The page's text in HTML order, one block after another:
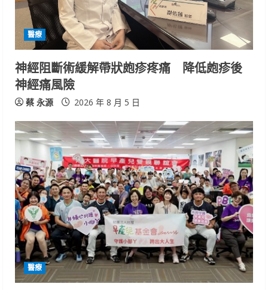
d
i
n
g
醫療
神經阻斷術緩解帶狀皰疹疼痛 降低皰疹後
神經痛風險
蔡 永源 2026 年 8 月 5 日
醫療